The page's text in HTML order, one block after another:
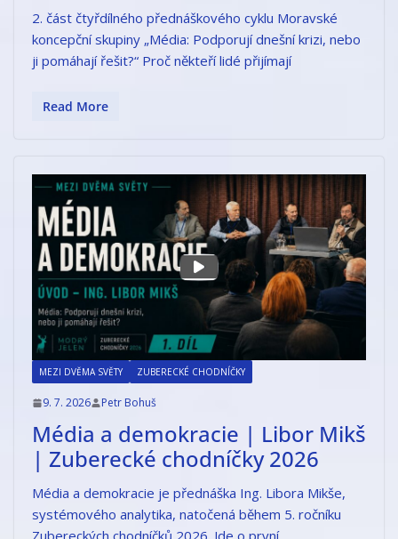
2. část čtyřdílného přednáškového cyklu Moravské
koncepční skupiny „Média: Podporují dnešní krizi, nebo
ji pomáhají řešit?“ Proč někteří lidé přijímají
Read More
MEZI DVĚMA SVĚTY ZUBERECKÉ CHODNÍČKY
9. 7. 2026 Petr Bohuš
Média a demokracie | Libor Mikš
| Zuberecké chodníčky 2026
Média a demokracie je přednáška Ing. Libora Mikše,
systémového analytika, natočená během 5. ročníku